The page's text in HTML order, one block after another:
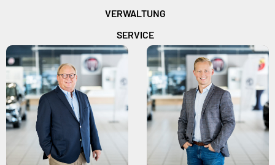
SERVICE
VERWALTUNG